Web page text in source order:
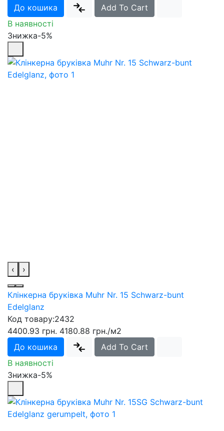
До кошика
Add To Cart
В наявності
Знижка-5%
‹ ›
Клінкерна бруківка Muhr Nr. 15 Schwarz-bunt
Edelglanz
Код товару:2432
4400.93 грн. 4180.88 грн./м2
До кошика
Add To Cart
В наявності
Знижка-5%